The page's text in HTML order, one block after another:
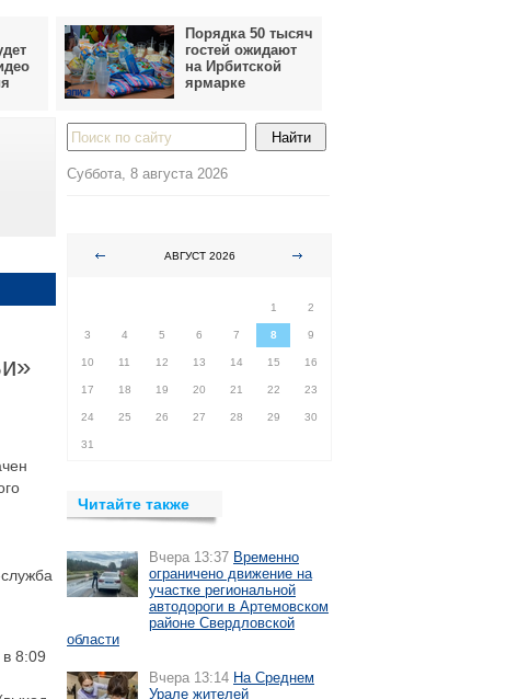
Порядка 50 тысяч
гостей ожидают
на Ирбитской
ярмарке
8:09
Суббота, 8 августа 2026
АВГУСТ 2026
1
2
3 4 5 6 7 8 9
10 11 12 13 14 15 16
17 18 19 20 21 22 23
24 25 26 27 28 29 30
31
Читайте также
Вчера 13:37 Временно
ограничено движение на
участке региональной
автодороги в Артемовском
районе Свердловской
области
Вчера 13:14 На Среднем
Урале жителей